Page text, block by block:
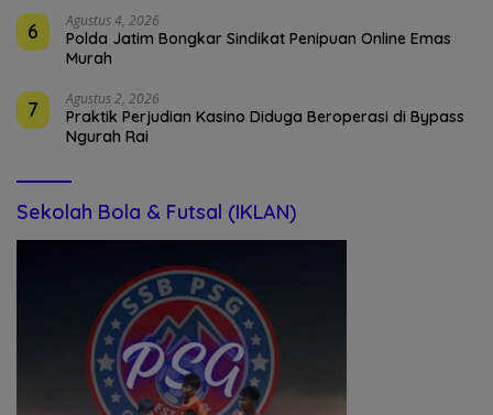
6 Agustus 4, 2026
Polda Jatim Bongkar Sindikat Penipuan Online Emas
Murah
7 Agustus 2, 2026
Praktik Perjudian Kasino Diduga Beroperasi di Bypass
Ngurah Rai
Sekolah Bola & Futsal (IKLAN)